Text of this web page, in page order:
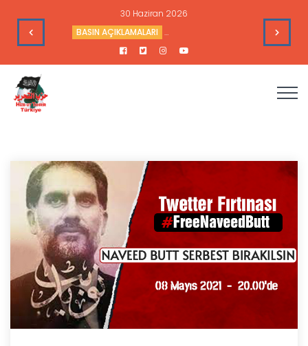
28 Haziran 2026
Çıkarlarına Hizmet Ediyor
SİYASİ ANALİZLER Sudan’daki Durum ve Amerika’nın